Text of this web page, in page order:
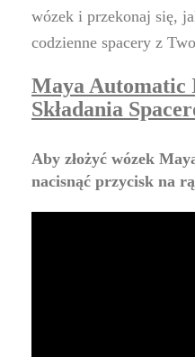
wózek i przekonaj się,
codzienne spacery z
Maya Automatic
Składania
Aby złożyć wózek
nacisnąć przycisk na